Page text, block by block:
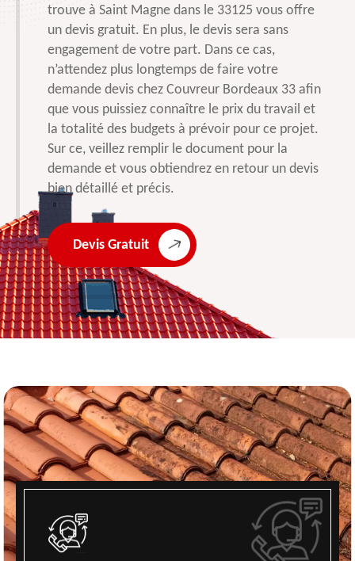
trouve à Saint Magne dans le 33125 vous offre
un devis gratuit. En plus, le devis sera sans
engagement de votre part. Dans ce cas,
n’attendez plus longtemps de faire votre
demande devis chez Couvreur Bordeaux 33 afin
que vous puissiez connaître le prix du travail et
la totalité des budgets à prévoir pour ce projet.
Sur ce, veillez remplir le document pour la
demande et vous obtiendrez en retour un devis
bien détaillé et précis.
Devis Gratuit